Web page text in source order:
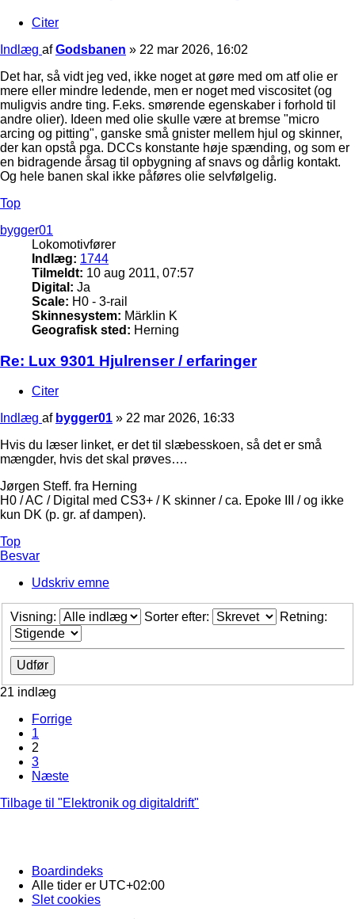
Citer
Indlæg afGodsbanen » 22 mar 2026, 16:02
Det har, så vidt jeg ved, ikke noget at gøre med om atf olie er
mere eller mindre ledende, men er noget med viscositet (og
muligvis andre ting. F.eks. smørende egenskaber i forhold til
andre olier). Ideen med olie skulle være at bremse "micro
arcing og pitting", ganske små gnister mellem hjul og skinner,
der kan opstå pga. DCCs konstante høje spænding, og som er
en bidragende årsag til opbygning af snavs og dårlig kontakt.
Og hele banen skal ikke påføres olie selvfølgelig.
Top
bygger01
Lokomotivfører
Indlæg: 1744
Tilmeldt: 10 aug 2011, 07:57
Digital: Ja
Scale: H0 - 3-rail
Skinnesystem: Märklin K
Geografisk sted: Herning
Re: Lux 9301 Hjulrenser / erfaringer
Citer
Indlæg af bygger01 » 22 mar 2026, 16:33
Hvis du læser linket, er det til slæbesskoen, så det er små
mængder, hvis det skal prøves….
Jørgen Steff. fra Herning
H0 / AC / Digital med CS3+ / K skinner / ca. Epoke III / og ikke
kun DK (p. gr. af dampen).
Top
Besvar
Udskriv emne
Visning: Sorter efter: Retning:
21 indlæg
Forrige
1
2
3
Næste
Tilbage til "Elektronik og digitaldrift"
Boardindeks
Alle tider er UTC+02:00
Slet cookies